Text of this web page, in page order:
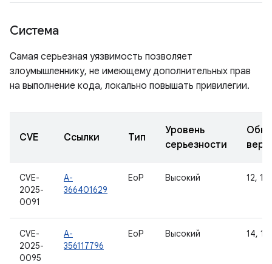
Система
Самая серьезная уязвимость позволяет
злоумышленнику, не имеющему дополнительных прав
на выполнение кода, локально повышать привилегии.
CVE Ссылки Тип
Уровень
серьезности
CVE-
2025-
0091
A-
366401629
EoP Высокий 12,
CVE-
2025-
0095
A-
356117796
EoP Высокий 14, 15